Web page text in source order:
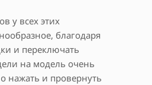
у всех этих
благодаря
и переключать
на модель очень
нажать и провернуть